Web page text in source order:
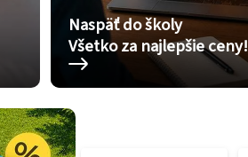
Naspäť do školy
Všetko za najlepšie ceny!